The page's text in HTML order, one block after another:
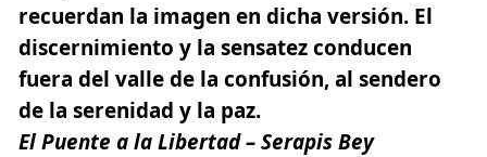
recuerdan la imagen en dicha versión. El
discernimiento y la sensatez conducen
fuera del valle de la confusión, al sendero
de la serenidad y la paz.
El Puente a la Libertad – Serapis Bey